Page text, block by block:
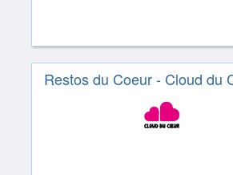
Restos du Coeur - Cloud du